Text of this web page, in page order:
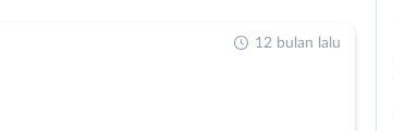
12 bulan lalu